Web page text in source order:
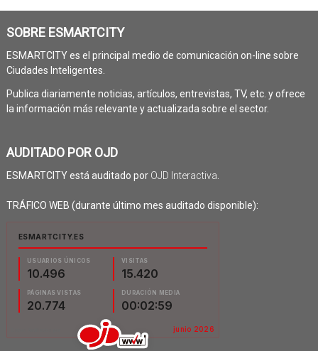
SOBRE ESMARTCITY
ESMARTCITY es el principal medio de comunicación on-line sobre
Ciudades Inteligentes.
Publica diariamente noticias, artículos, entrevistas, TV, etc. y ofrece
la información más relevante y actualizada sobre el sector.
AUDITADO POR OJD
ESMARTCITY está auditado por OJD Interactiva
TRÁFICO WEB (durante último mes auditado disponible):